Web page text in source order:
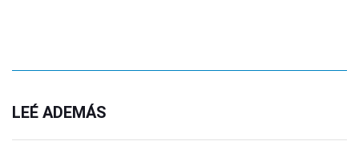
LEÉ ADEMÁS